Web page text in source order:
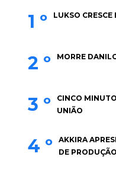
1 º LUKSO
2 º MORRE
3 º
CINCO
UNIÃO
4 º
AKKIRA
DE PRODUÇÃO